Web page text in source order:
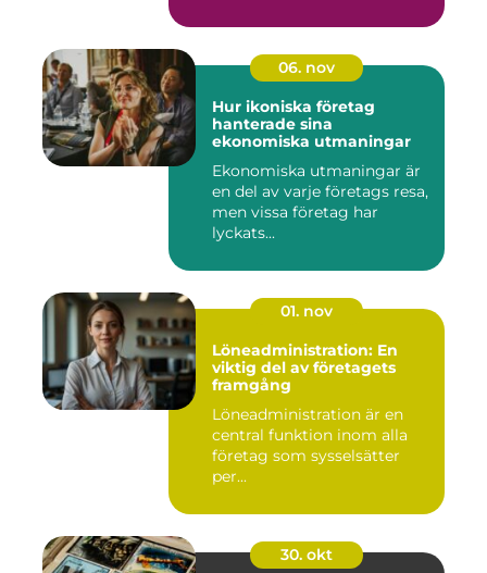
06. nov
Hur ikoniska företag
hanterade sina
ekonomiska utmaningar
Ekonomiska utmaningar är
en del av varje företags resa,
men vissa företag har
lyckats...
01. nov
Löneadministration: En
viktig del av företagets
framgång
Löneadministration är en
central funktion inom alla
företag som sysselsätter
per...
30. okt